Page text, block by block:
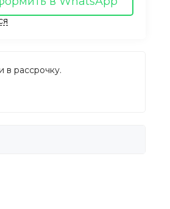
в рассрочку.